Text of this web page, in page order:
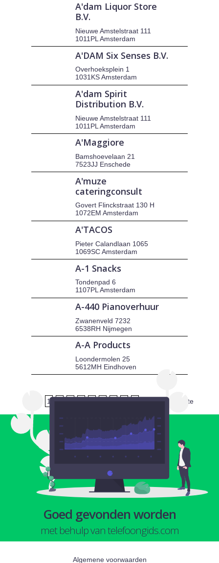
A'dam Liquor Store
B.V.
Nieuwe Amstelstraat 111
1011PL Amsterdam
A'DAM Six Senses B.V.
Overhoeksplein 1
1031KS Amsterdam
A'dam Spirit
Distribution B.V.
Nieuwe Amstelstraat 111
1011PL Amsterdam
A'Maggiore
Bamshoevelaan 21
7523JJ Enschede
A'muze
cateringconsult
Govert Flinckstraat 130 H
1072EM Amsterdam
A'TACOS
Pieter Calandlaan 1065
1069SC Amsterdam
A-1 Snacks
Tondenpad 6
1107PL Amsterdam
A-440 Pianoverhuur
Zwanenveld 7232
6538RH Nijmegen
A-A Products
Loondermolen 25
5612MH Eindhoven
1 volgende laatste
Goed gevonden worden
met behulp van telefoongids.com
Algemene voorwaarden